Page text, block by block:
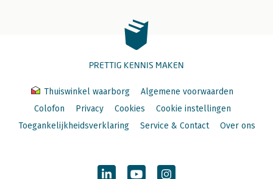
PRETTIG KENNIS MAKEN
Thuiswinkel waarborg
Algemene voorwaarden
Colofon
Privacy Cookies
Cookie instellingen
Toegankelijkheidsverklaring
Service & Contact Over ons